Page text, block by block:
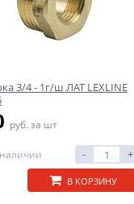
3/4 - 1г/ш ЛАТ LEXLINE
руб. за шт
- +
В КОРЗИНУ